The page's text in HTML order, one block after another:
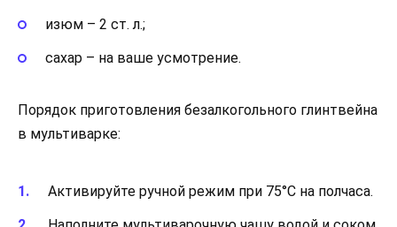
изюм – 2 ст. л.;
сахар – на ваше усмотрение.
Порядок приготовления безалкогольного глинтвейна
в мультиварке:
Активируйте ручной режим при 75°С на полчаса.